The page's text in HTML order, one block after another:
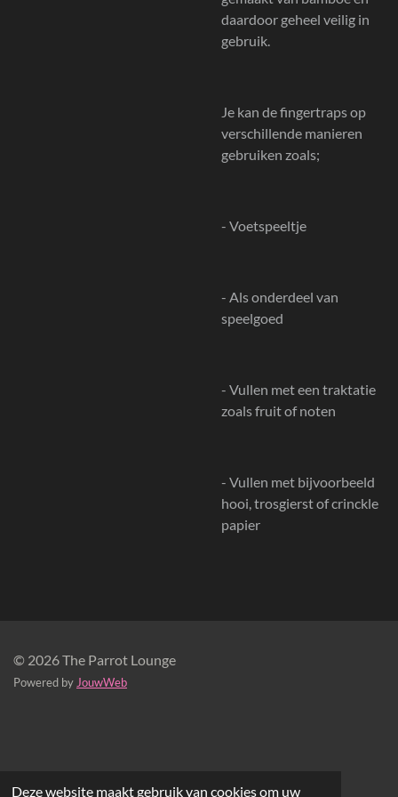
Deze website maakt gebruik van cookies om uw
daardoor geheel veilig in
gebruik.
Je kan de fingertraps op
verschillende manieren
gebruiken zoals;
- Voetspeeltje
- Als onderdeel van
speelgoed
- Vullen met een traktatie
zoals fruit of noten
- Vullen met bijvoorbeeld
hooi, trosgierst of crinckle
papier
© 2026 The Parrot Lounge
Powered by JouwWeb